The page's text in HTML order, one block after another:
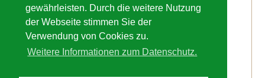
gewährleisten. Durch die weitere Nutzung
der Webseite stimmen Sie der
Verwendung von Cookies zu.
Weitere Informationen zum Datenschutz.
info(at)balzer-sellmann(dot)de